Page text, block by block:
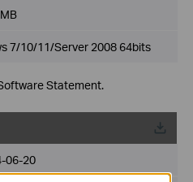
7/10/11/Server 2008 64bits
Statement.
06-20